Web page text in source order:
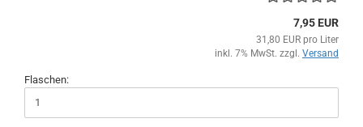
7,95 EUR
31,80 EUR pro Liter
inkl. 7% MwSt. zzgl. Versand
Flaschen: